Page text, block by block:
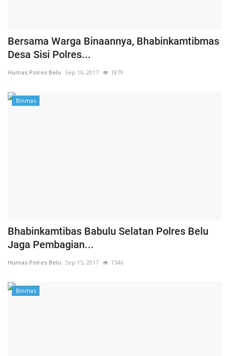
Bersama Warga Binaannya, Bhabinkamtibmas
Desa Sisi Polres...
Humas Polres Belu Sep 16, 2017 1879
Binmas
Bhabinkamtibas Babulu Selatan Polres Belu
Jaga Pembagian...
Humas Polres Belu Sep 15, 2017 1546
Binmas